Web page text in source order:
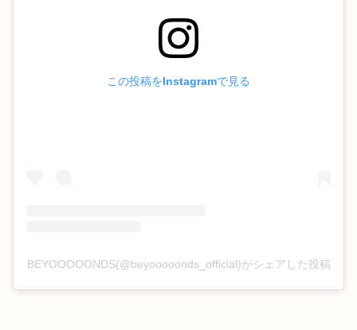
この投稿をInstagramで見る
BEYOOOOONDS(@beyooooonds_official)がシェアした投稿